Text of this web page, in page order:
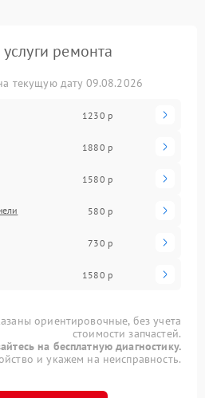
ремонта
текущую дату 09.08.2026
1230 р
1880 р
1580 р
580 р
730 р
1580 р
ориентировочные, без учета
стоимости запчастей.
на бесплатную диагностику.
и укажем на неисправность.